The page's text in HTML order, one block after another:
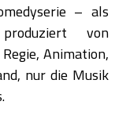
– als
von
Animation,
nur die Musik